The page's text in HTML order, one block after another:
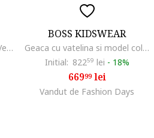
Geaca matlasata cu gluga, Verde sparanghel
BOSS KIDSWEAR
Geaca cu vatelina si model colorblock, Alb/Negru/Bej
Initial: 82259 lei - 18%
66999lei
Vandut de Fashion Days